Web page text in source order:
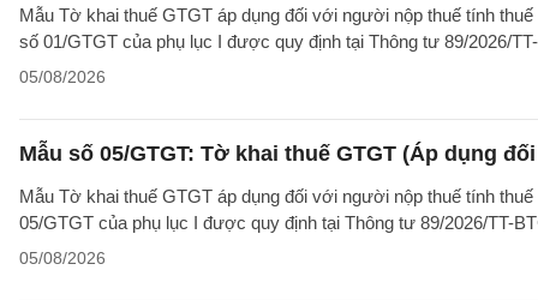
Mẫu Tờ khai thuế GTGT áp dụng đối với người nộp thuế tính
số 01/GTGT của phụ lục I được quy định tại Thông tư 89/2026/
05/08/2026
Mẫu số 05/GTGT: Tờ khai thuế GTGT (Áp dụng
Mẫu Tờ khai thuế GTGT áp dụng đối với người nộp thuế tính
05/GTGT của phụ lục I được quy định tại Thông tư 89/2026/TT-
05/08/2026